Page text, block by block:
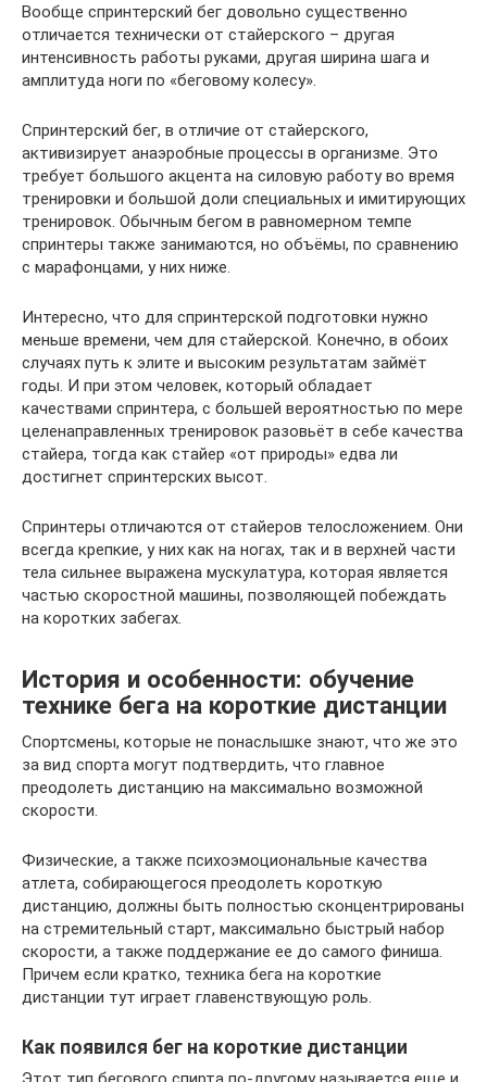
Вообще спринтерский бег довольно существенно
отличается технически от стайерского – другая
интенсивность работы руками, другая ширина шага и
амплитуда ноги по «беговому колесу».
Спринтерский бег, в отличие от стайерского,
активизирует анаэробные процессы в организме. Это
требует большого акцента на силовую работу во время
тренировки и большой доли специальных и имитирующих
тренировок. Обычным бегом в равномерном темпе
спринтеры также занимаются, но объёмы, по сравнению
с марафонцами, у них ниже.
Интересно, что для спринтерской подготовки нужно
меньше времени, чем для стайерской. Конечно, в обоих
случаях путь к элите и высоким результатам займёт
годы. И при этом человек, который обладает
качествами спринтера, с большей вероятностью по мере
целенаправленных тренировок разовьёт в себе качества
стайера, тогда как стайер «от природы» едва ли
достигнет спринтерских высот.
Спринтеры отличаются от стайеров телосложением. Они
всегда крепкие, у них как на ногах, так и в верхней части
тела сильнее выражена мускулатура, которая является
частью скоростной машины, позволяющей побеждать
на коротких забегах.
История и особенности: обучение
технике бега на короткие дистанции
Спортсмены, которые не понаслышке знают, что же это
за вид спорта могут подтвердить, что главное
преодолеть дистанцию на максимально возможной
скорости.
Физические, а также психоэмоциональные качества
атлета, собирающегося преодолеть короткую
дистанцию, должны быть полностью сконцентрированы
на стремительный старт, максимально быстрый набор
скорости, а также поддержание ее до самого финиша.
Причем если кратко, техника бега на короткие
дистанции тут играет главенствующую роль.
Как появился бег на короткие дистанции